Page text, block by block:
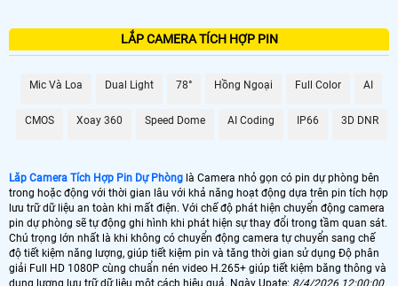
nét. chuẩn nén video H.265+ tiên tiến giúp tiết kiệm dung lượng lưu trữ trong
quá trình ghi hình, đồng thời Hoàn toàn tin cậy cho việc lưu trữ dữ liệu lâu dài
Với Camera Tích Hợp Pin Dự Phòng này, bạn không chỉ có được sự tiện lợi
trữ đỉnh cao, đáp ứng mọi nhu cầu của bạn trong việc theo dõi và bảo vệ an
ninh.
LẮP CAMERA TÍCH HỢP PIN
Mic Và Loa Dual Light 78° Hồng Ngoại Full Color AI
CMOS Xoay 360 Speed Dome AI Coding IP66 3D DNR
Lăp Camera Tích Hợp Pin Dự Phòng là Camera nhỏ gọn có pin dự phòng bên
trong hoặc động với thời gian lâu với khả năng hoạt động dựa trên pin tích hợp
lưu trữ dữ liệu an toàn khi mất điện. Với chế độ phát hiện chuyển động camera
pin dự phòng sẽ tự động ghi hình khi phát hiện sự thay đổi trong tầm quan sát.
Chú trọng lớn nhất là khi không có chuyển động camera tự chuyển sang chế
độ tiết kiệm năng lượng, giúp tiết kiệm pin và tăng thời gian sử dụng Độ phân
giải Full HD 1080P cùng chuẩn nén video H.265+ giúp tiết kiệm băng thông và
dung lượng lưu trữ dữ liệu một cách hiệu quả. Ngày Upate: 8/4/2026 12:00:00